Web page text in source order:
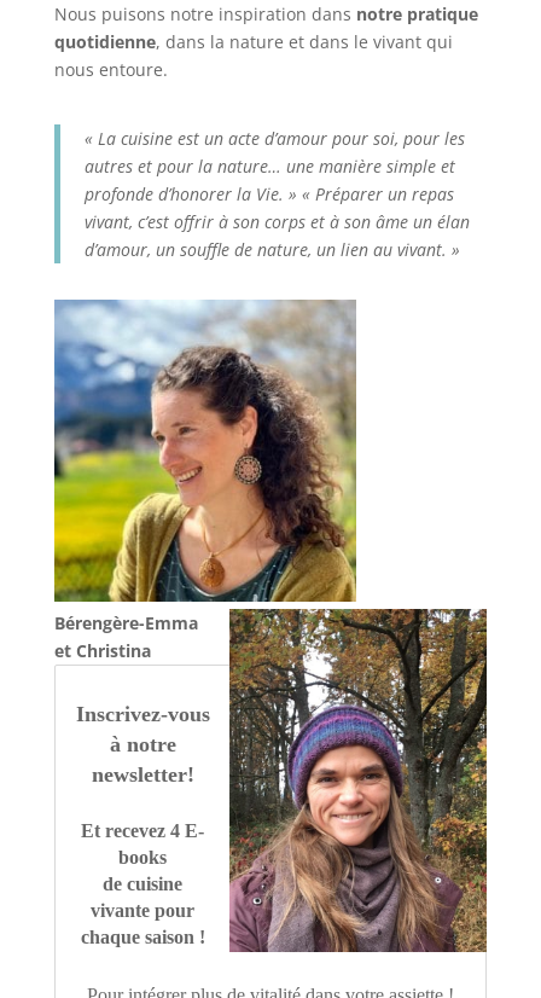
Nous puisons notre inspiration dans notre pratique
quotidienne, dans la nature et dans le vivant qui
nous entoure.
« La cuisine est un acte d’amour pour soi, pour les
autres et pour la nature… une manière simple et
profonde d’honorer la Vie. » « Préparer un repas
vivant, c’est offrir à son corps et à son âme un élan
d’amour, un souffle de nature, un lien au vivant. »
Bérengère-Emma
et Christina
Inscrivez-vous
à notre
newsletter!
Et recevez 4 E-
books
de cuisine
vivante pour
chaque saison !